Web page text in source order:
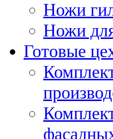
Ножи
Ножи
Готовые